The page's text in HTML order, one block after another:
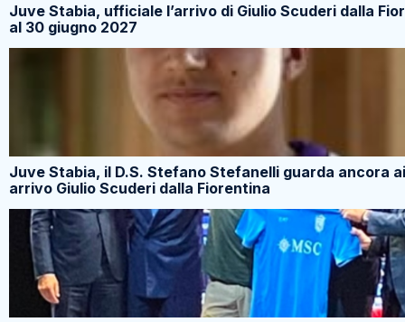
Juve Stabia, ufficiale l’arrivo di Giulio Scuderi dalla
al 30 giugno 2027
Juve Stabia, il D.S. Stefano Stefanelli guarda ancora
arrivo Giulio Scuderi dalla Fiorentina